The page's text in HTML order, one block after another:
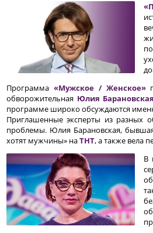
Программа «Мужское / Женское»
обворожительная Юлия Барановская
программе широко обсуждаются
Приглашенные эксперты из разных
проблемы. Юлия Барановская, бывшая
хотят мужчины» наТНТ, а также вела
В